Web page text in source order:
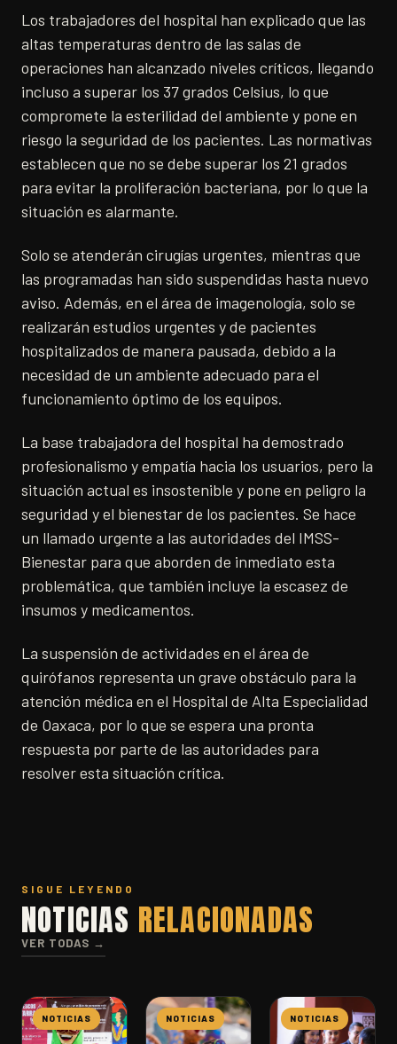
Los trabajadores del hospital han explicado que las
altas temperaturas dentro de las salas de
operaciones han alcanzado niveles críticos, llegando
incluso a superar los 37 grados Celsius, lo que
compromete la esterilidad del ambiente y pone en
riesgo la seguridad de los pacientes. Las normativas
establecen que no se debe superar los 21 grados
para evitar la proliferación bacteriana, por lo que la
situación es alarmante.
Solo se atenderán cirugías urgentes, mientras que
las programadas han sido suspendidas hasta nuevo
aviso. Además, en el área de imagenología, solo se
realizarán estudios urgentes y de pacientes
hospitalizados de manera pausada, debido a la
necesidad de un ambiente adecuado para el
funcionamiento óptimo de los equipos.
La base trabajadora del hospital ha demostrado
profesionalismo y empatía hacia los usuarios, pero la
situación actual es insostenible y pone en peligro la
seguridad y el bienestar de los pacientes. Se hace
un llamado urgente a las autoridades del IMSS-
Bienestar para que aborden de inmediato esta
problemática, que también incluye la escasez de
insumos y medicamentos.
La suspensión de actividades en el área de
quirófanos representa un grave obstáculo para la
atención médica en el Hospital de Alta Especialidad
de Oaxaca, por lo que se espera una pronta
respuesta por parte de las autoridades para
resolver esta situación crítica.
SIGUE LEYENDO
NOTICIAS RELACIONADAS
VER TODAS →
NOTICIAS NOTICIAS NOTICIAS